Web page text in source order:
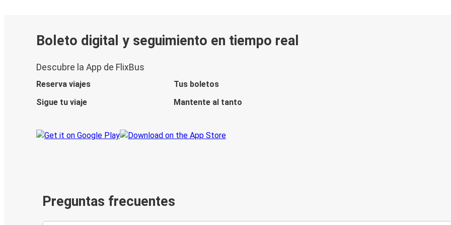
Boleto digital y seguimiento en tiempo real
Descubre la App de FlixBus
Reserva viajes
Tus boletos
Sigue tu viaje
Mantente al tanto
Preguntas frecuentes